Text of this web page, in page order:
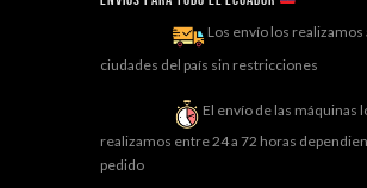
Los envío los realizamos
ciudades del país sin restricciones
El envío de las máquinas
realizamos entre 24 a 72 horas
pedido